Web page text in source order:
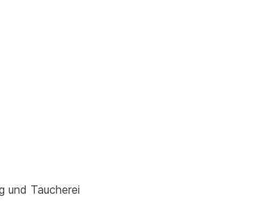
und Taucherei